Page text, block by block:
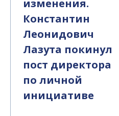
изменения.
Константин
Леонидович
Лазута покинул
пост директора
по личной
инициативе